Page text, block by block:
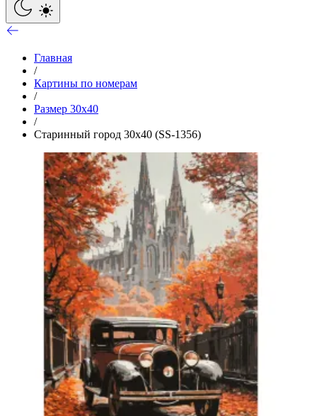
Главная
/
Картины по номерам
/
Размер 30x40
/
Старинный город 30х40 (SS-1356)